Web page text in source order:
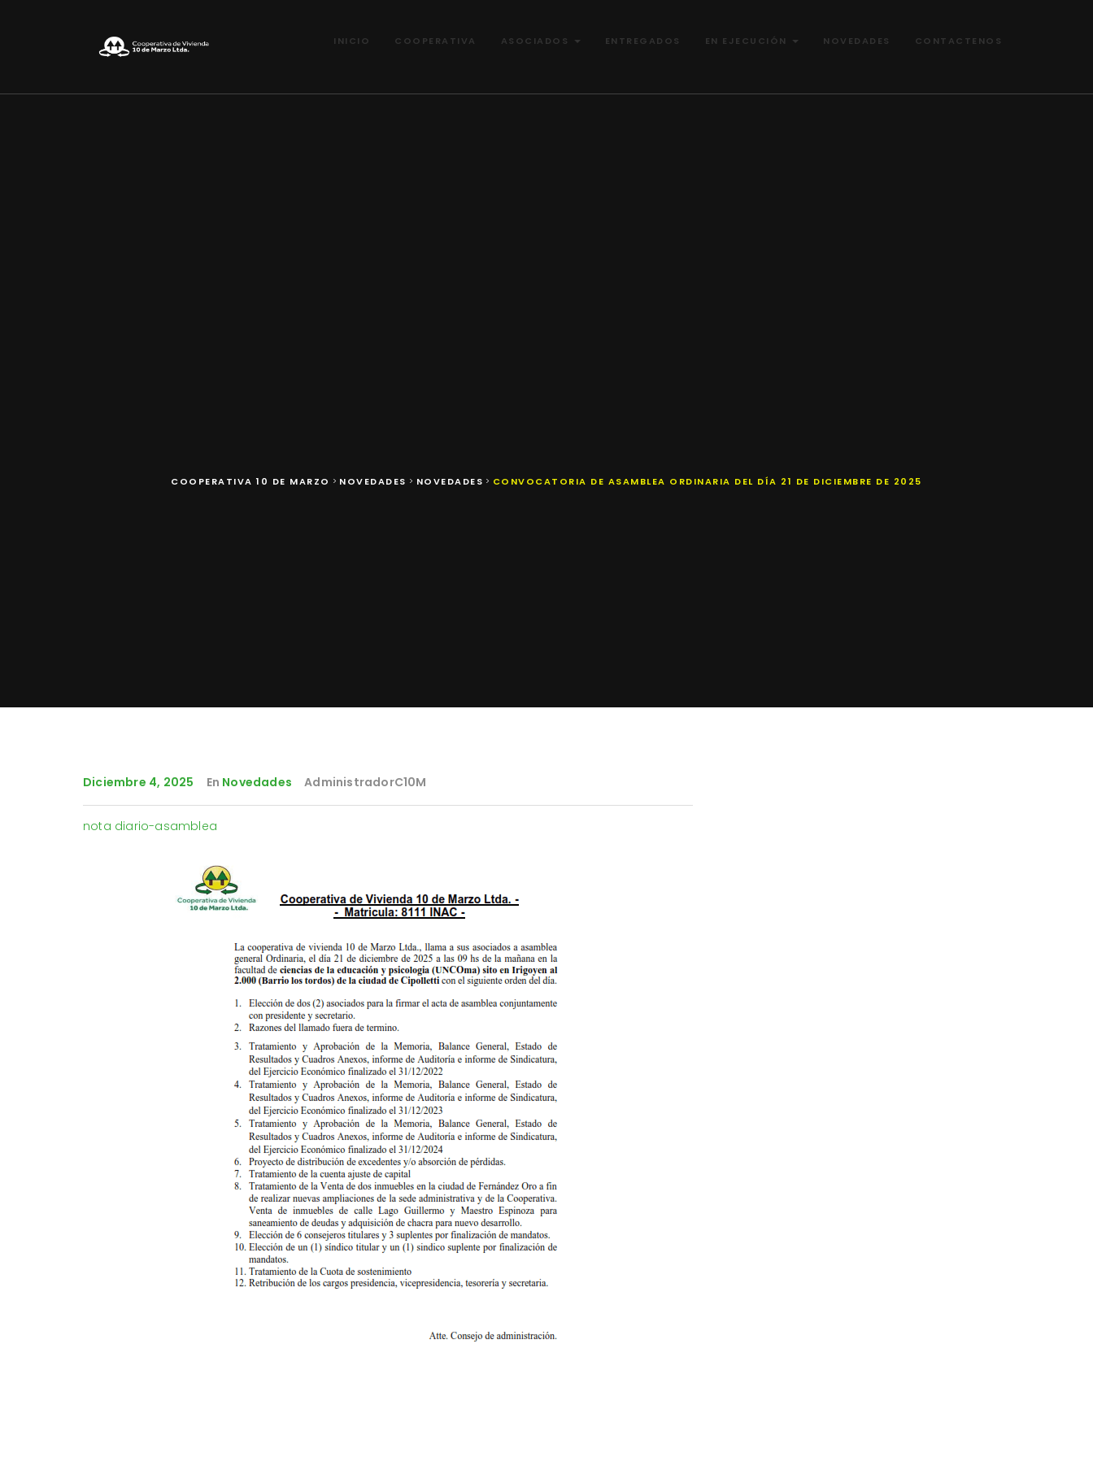
INICIO COOPERATIVA ASOCIADOS ENTREGADOS EN EJECUCIÓN NOVEDADES CONTACTENOS
COOPERATIVA 10 DE MARZO > NOVEDADES > NOVEDADES > CONVOCATORIA DE ASAMBLEA ORDINARIA DEL DÍA 21 DE DICIEMBRE DE 2025
Diciembre 4, 2025 En Novedades AdministradorC10M
nota diario-asamblea